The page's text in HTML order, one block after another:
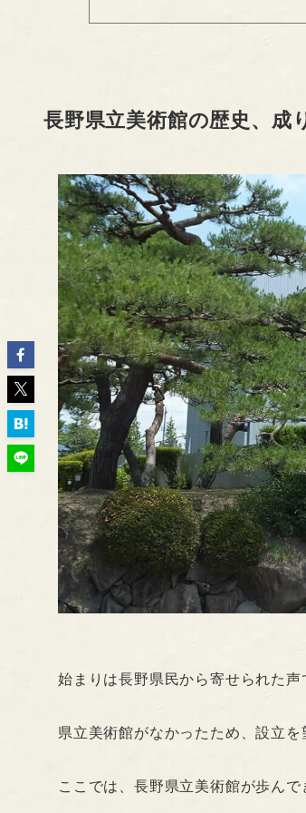
長野県立美術館の歴史、成
始まりは長野県民から寄せられた声
県立美術館がなかったため、設立を
ここでは、長野県立美術館が歩んで